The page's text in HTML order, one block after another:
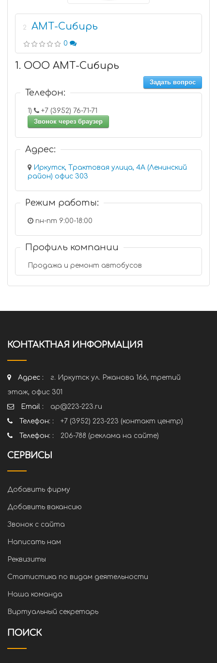
2 АМТ-Сибирь
0
1. ООО АМТ-Сибирь
Задать вопрос
Телефон:
1)
+7 (3952) 76-71-71
Звонок через браузер
Адрес:
Иркутск, Трактовая улица, 4А (Ленинский
район) офис 303
Режим работы:
пн-пт 9:00-18:00
Профиль компании
Продажа и ремонт автобусов
КОНТАКТНАЯ ИНФОРМАЦИЯ
Адрес :
г. Иркутск ул. Ржанова 166, третий
этаж, офис 301
Email :
ap@223-223.ru
Телефон: :
+7 (3952) 223-223 (контакт центр)
Телефон: :
206-788 (реклама на сайте)
СЕРВИСЫ
Добавить фирму
Добавить вакансию
Звонок с сайта
Написать нам
Реквизиты
Статистика по видам деятельности
Наша команда
Виртуальный секретарь
ПОИСК